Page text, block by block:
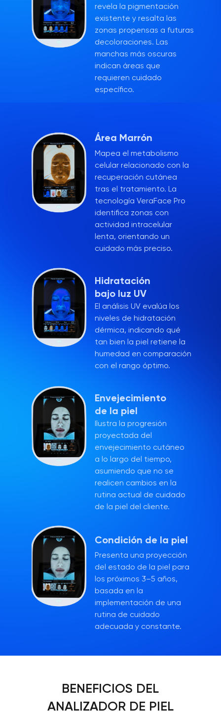
revela la pigmentación
existente y resalta las
zonas propensas a futuras
decoloraciones. Las
manchas más oscuras
indican áreas que
requieren cuidado
específico.
Condición de la piel
Área Marrón
Presenta una proyección
del estado de la piel para
los próximos 3–5 años,
basada en la
implementación de una
rutina de cuidado
adecuada y constante.
Ilustra la progresión
proyectada del
envejecimiento cutáneo
a lo largo del tiempo,
asumiendo que no se
realicen cambios en la
rutina actual de cuidado
de la piel del cliente.
Envejecimiento
de la piel
El análisis UV evalúa los
niveles de hidratación
dérmica, indicando qué
tan bien la piel retiene la
humedad en comparación
con el rango óptimo.
Hidratación
bajo luz UV
Mapea el metabolismo
celular relacionado con la
recuperación cutánea
tras el tratamiento. La
tecnología VeraFace Pro
identifica zonas con
actividad intracelular
lenta, orientando un
cuidado más preciso.
BENEFICIOS DEL
ANALIZADOR DE PIEL